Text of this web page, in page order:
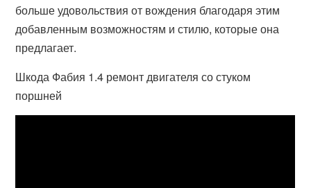
больше удовольствия от вождения благодаря этим
добавленным возможностям и стилю, которые она
предлагает.
Шкода Фабия 1.4 ремонт двигателя со стуком
поршней